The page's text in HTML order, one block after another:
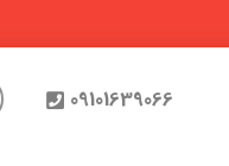
09101639066